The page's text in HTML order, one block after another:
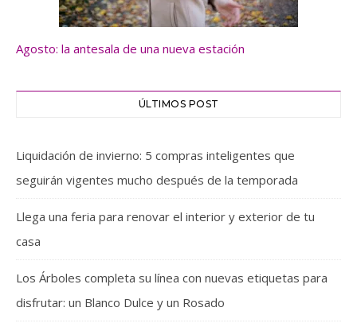
Agosto: la antesala de una nueva estación
ÚLTIMOS POST
Liquidación de invierno: 5 compras inteligentes que
seguirán vigentes mucho después de la temporada
Llega una feria para renovar el interior y exterior de tu
casa
Los Árboles completa su línea con nuevas etiquetas para
disfrutar: un Blanco Dulce y un Rosado